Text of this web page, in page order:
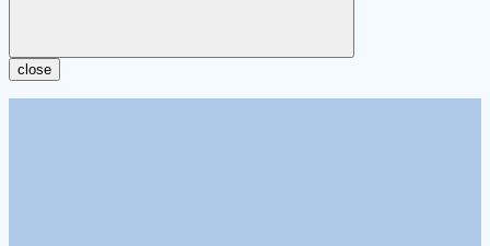
close